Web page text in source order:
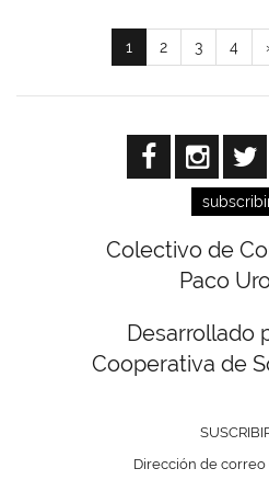
Paginación
Página
actual
1 Page
2 Page
3 Page
4
Colectivo de
Paco
Desarrollado
Cooperativa de
Dirección de